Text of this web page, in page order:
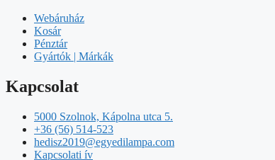
Webáruház
Kosár
Pénztár
Gyártók | Márkák
Kapcsolat
5000 Szolnok, Kápolna utca 5.
+36 (56) 514-523
hedisz2019@egyedilampa.com
Kapcsolati ív